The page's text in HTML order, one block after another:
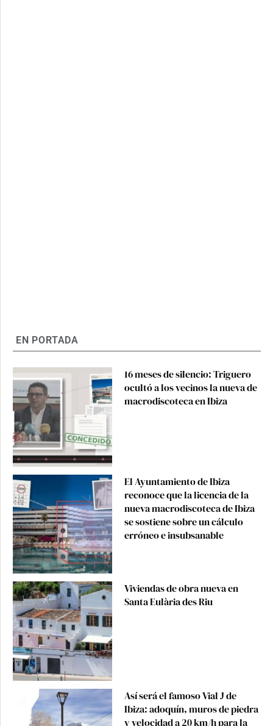
EN PORTADA
16 meses de silencio: Triguero
ocultó a los vecinos la nueva de
macrodiscoteca en Ibiza
El Ayuntamiento de Ibiza
reconoce que la licencia de la
nueva macrodiscoteca de Ibiza
se sostiene sobre un cálculo
erróneo e insubsanable
Viviendas de obra nueva en
Santa Eulària des Riu
Así será el famoso Vial J de
Ibiza: adoquín, muros de piedra
y velocidad a 20 km/h para la